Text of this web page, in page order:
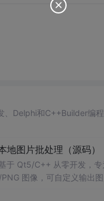
Delphi和C++Builder编
图片批处理（源码）
于 Qt5/C++ 从零开发，
图像，可自定义输出